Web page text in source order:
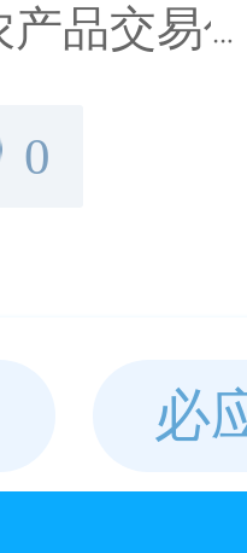
品交易
蔬菜,园林
0
必